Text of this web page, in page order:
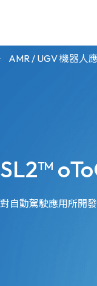
AMR / UGV 機器人
自動駕駛應用所開